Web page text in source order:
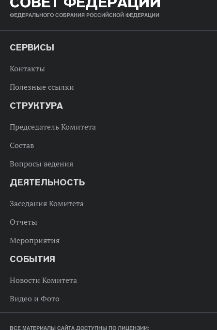
ФЕДЕРАЛЬНОГО СОБРАНИЯ РОССИЙСКОЙ ФЕДЕРАЦИИ
СЕРВИСЫ
Контакты
Полезные ссылки
СТРУКТУРА
Председатель Комитета
Состав
Вопросы ведения
ДЕЯТЕЛЬНОСТЬ
Заседания Комитета
Отчеты
Мероприятия
СОБЫТИЯ
Новости Комитета
Видео и Фото
ВСЕ МАТЕРИАЛЫ САЙТА ДОСТУПНЫ ПО ЛИЦЕНЗИИ: